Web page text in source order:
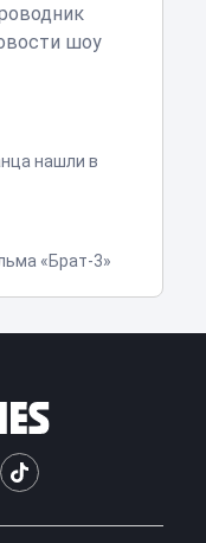
шоу
нашли в
«Брат-3»